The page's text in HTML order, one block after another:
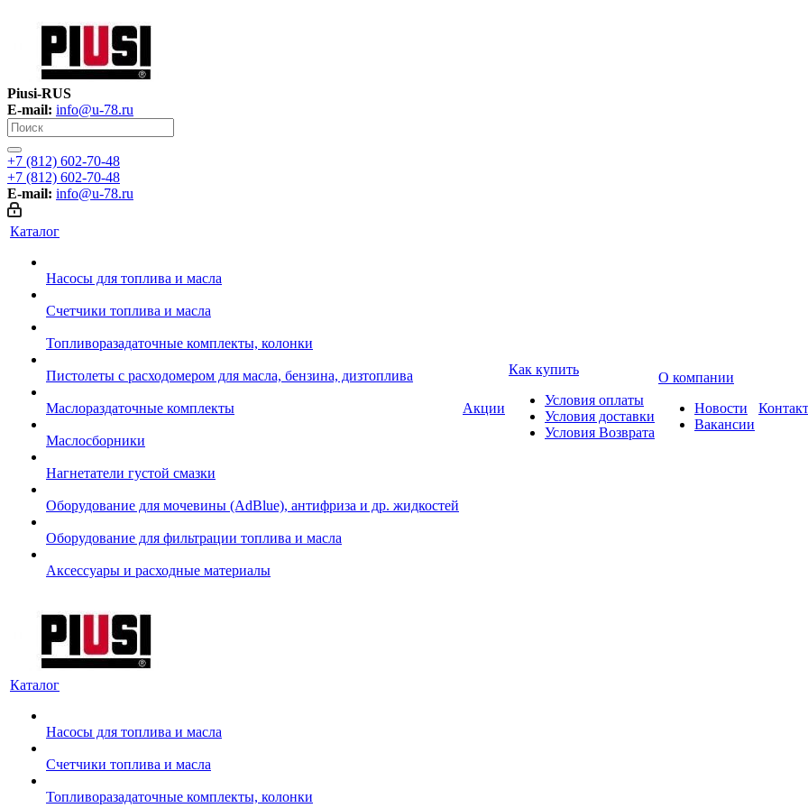
Piusi-RUS
E-mail: info@u-78.ru
+7 (812) 602-70-48
+7 (812) 602-70-48
E-mail: info@u-78.ru
Каталог
Насосы для топлива и масла
Счетчики топлива и масла
Топливоразадаточные комплекты, колонки
Пистолеты с расходомером для масла, бензина, дизтоплива
Маслораздаточные комплекты
Маслосборники
Нагнетатели густой смазки
Оборудование для мочевины (AdBlue), антифриза и др. жидкостей
Оборудование для фильтрации топлива и масла
Аксессуары и расходные материалы
Акции
Как купить
Условия оплаты
Условия доставки
Условия Возврата
О компании
Новости
Вакансии
Каталог
Насосы для топлива и масла
Счетчики топлива и масла
Топливоразадаточные комплекты, колонки